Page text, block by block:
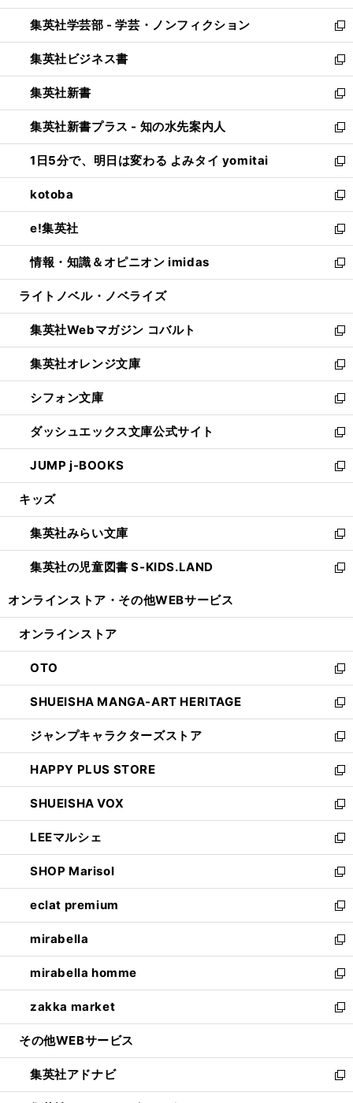
開
く
ウ
で
開
く
ン
ド
ウ
で
開
く
ウ
ィ
ン
ド
ウ
で
開
く
集英社学芸部 - 学芸・ノンフィクション
新
し
い
ウ
ィ
ン
ド
ウ
で
開
く
集英社ビジネス書
新
し
い
ウ
ィ
ン
ド
ウ
で
開
く
集英社新書
新
し
い
ウ
ィ
ン
ド
ウ
で
開
く
集英社新書プラス - 知の水先案内人
新
し
い
ウ
ィ
ン
ド
ウ
で
開
1日5分で、明日は変わる よみタイ yomitai
新
し
い
ウ
ィ
ン
ド
ウ
開
く
kotoba
新
し
い
ウ
ィ
ン
ウ
で
開
く
e!集英社
新
し
い
ウ
ン
ド
ウ
で
開
く
情報・知識＆オピニオン imidas
新
し
ウ
ィ
ン
ド
ウ
で
開
く
ライトノベル・ノベライズ
集英社Webマガジン コバルト
新
し
い
ウ
ィ
ン
ド
ウ
で
開
集英社オレンジ文庫
新
し
い
ウ
ィ
ン
ド
ウ
開
く
シフォン文庫
新
し
い
ウ
ィ
ン
ウ
で
開
く
ダッシュエックス文庫公式サイト
新
し
い
ウ
ン
ド
ウ
で
JUMP j-BOOKS
新
し
ウ
ィ
ン
ド
開
キッズ
集英社みらい文庫
新
し
い
ン
ウ
で
開
く
集英社の児童図書 S-KIDS.LAND
新
ウ
ン
ド
ウ
で
開
く
オンラインストア・ その他WEBサービス
オンラインストア
OTO
新
し
い
ウ
ィ
ン
ド
ウ
で
開
く
SHUEISHA MANGA-ART HERITAGE
新
し
い
ウ
ィ
ン
ド
ウ
で
開
く
ジャンプキャラクターズストア
新
し
い
ウ
ィ
ン
ド
ウ
で
開
く
HAPPY PLUS STORE
新
し
い
ウ
ィ
ン
ド
ウ
で
開
く
SHUEISHA VOX
新
し
い
ウ
ィ
ン
ド
ウ
で
開
く
LEEマルシェ
新
し
い
ウ
ィ
ン
ド
ウ
で
開
く
SHOP Marisol
新
し
い
ウ
ィ
ン
ド
ウ
で
開
eclat premium
新
し
い
ウ
ィ
ン
ド
ウ
開
く
mirabella
新
し
い
ウ
ィ
ン
ウ
で
開
mirabella homme
新
し
い
ウ
ン
ド
ウ
zakka market
新
し
ウ
ィ
ン
その他WEBサービス
集英社アドナビ
新
し